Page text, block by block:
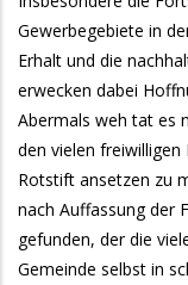
Gewerbegebiete in
Erhalt und die
erwecken dabei
Abermals weh tat es
den vielen
Rotstift ansetzen zu
nach Auffassung der
gefunden, der die
Gemeinde selbst in